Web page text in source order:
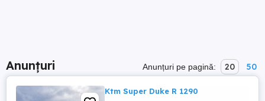
Anunțuri Anunțuri pe pagină: 20 50
Ktm Super Duke R 1290